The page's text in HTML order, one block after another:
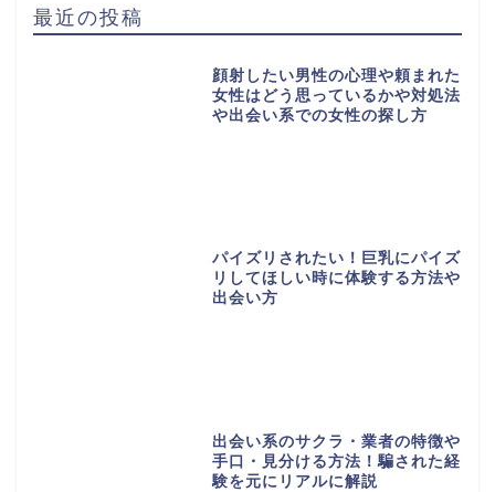
最近の投稿
顔射したい男性の心理や頼まれた
女性はどう思っているかや対処法
や出会い系での女性の探し方
パイズリされたい！巨乳にパイズ
リしてほしい時に体験する方法や
出会い方
出会い系のサクラ・業者の特徴や
手口・見分ける方法！騙された経
験を元にリアルに解説